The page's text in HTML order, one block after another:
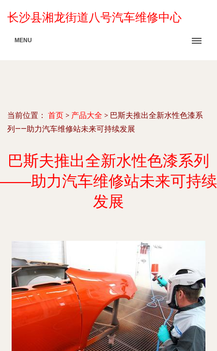
长沙县湘龙街道八号汽车维修中心
MENU
当前位置： 首页 > 产品大全 > 巴斯夫推出全新水性色漆系
列——助力汽车维修站未来可持续发展
巴斯夫推出全新水性色漆系列
——助力汽车维修站未来可持续
发展